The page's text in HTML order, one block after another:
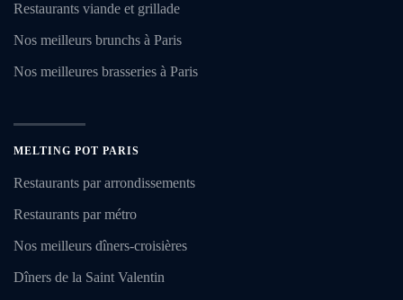
Restaurants viande et grillade
Nos meilleurs brunchs à Paris
Nos meilleures brasseries à Paris
MELTING POT PARIS
Restaurants par arrondissements
Restaurants par métro
Nos meilleurs dîners-croisières
Dîners de la Saint Valentin